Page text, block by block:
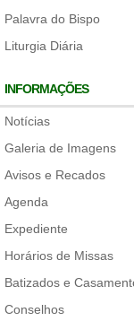
Palavra do Bispo
Liturgia Diária
INFORMAÇÕES
Notícias
Galeria de Imagens
Avisos e Recados
Agenda
Expediente
Horários de Missas
Batizados e
Conselhos